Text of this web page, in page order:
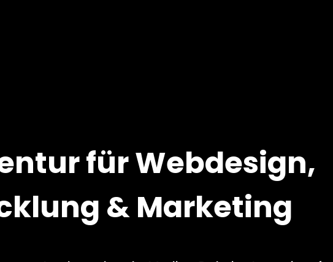
für Webdesign,
& Marketing